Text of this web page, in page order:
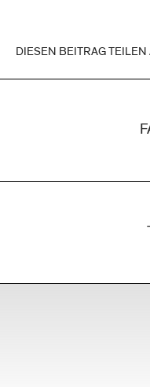
DIESEN BEITRAG TEILEN